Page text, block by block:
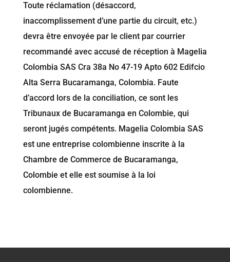
Toute réclamation (désaccord,
inaccomplissement d’une partie du circuit, etc.)
devra être envoyée par le client par courrier
recommandé avec accusé de réception à Magelia
Colombia SAS Cra 38a No 47-19 Apto 602 Edifcio
Alta Serra Bucaramanga, Colombia. Faute
d’accord lors de la conciliation, ce sont les
Tribunaux de Bucaramanga en Colombie, qui
seront jugés compétents. Magelia Colombia SAS
est une entreprise colombienne inscrite à la
Chambre de Commerce de Bucaramanga,
Colombie et elle est soumise à la loi
colombienne.